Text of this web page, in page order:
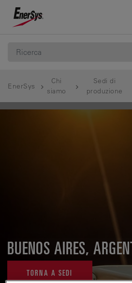
EnerSys
Chi
siamo
Sedi di
produzione
BUENOS AIRES,
TORNA A SEDI